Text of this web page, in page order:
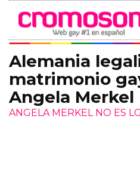
Alemania
matrimonio
Angela Merkel
ANGELA MERKEL NO ES